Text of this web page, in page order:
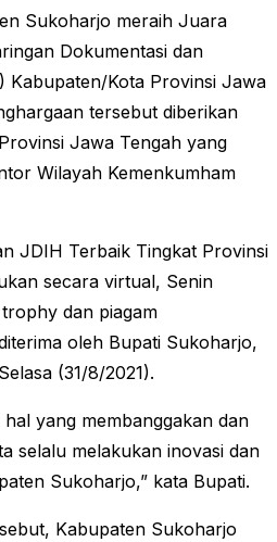
Sukoharjo meraih Juara
Dokumentasi dan
Kota Provinsi Jawa
tersebut diberikan
Jawa Tengah yang
Wilayah Kemenkumham
JDIH Terbaik Tingkat Provinsi
secara virtual, Senin
dan piagam
oleh Bupati Sukoharjo,
(31/8/2021).
yang membanggakan dan
selalu melakukan inovasi dan
Sukoharjo,” kata Bupati.
Kabupaten Sukoharjo